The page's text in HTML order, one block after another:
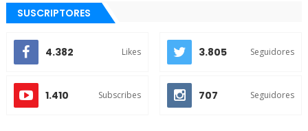
SUSCRIPTORES
4.382 Likes 3.805 Seguidores
1.410 Subscribes 707 Seguidores